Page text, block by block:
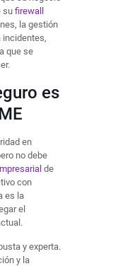
su firewall
la gestión
incidentes,
que se
es
en
no debe
de
con
es la
el
y experta.
y la